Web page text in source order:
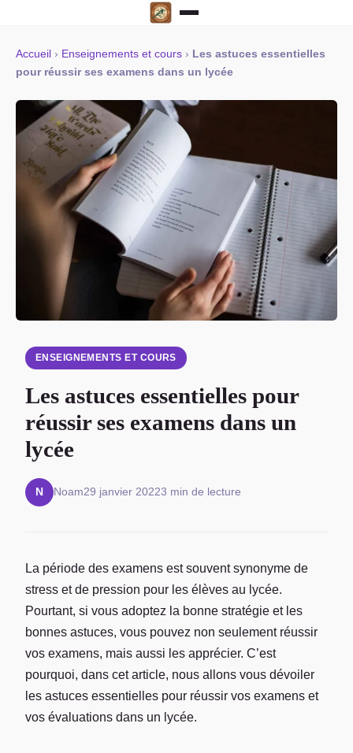
Accueil › Enseignements et cours › Les astuces essentielles
pour réussir ses examens dans un lycée
ENSEIGNEMENTS ET COURS
Les astuces essentielles pour
réussir ses examens dans un
lycée
N Noam29 janvier 20223 min de lecture
La période des examens est souvent synonyme de
stress et de pression pour les élèves au lycée.
Pourtant, si vous adoptez la bonne stratégie et les
bonnes astuces, vous pouvez non seulement réussir
vos examens, mais aussi les apprécier. C’est
pourquoi, dans cet article, nous allons vous dévoiler
les astuces essentielles pour réussir vos examens et
vos évaluations dans un lycée.